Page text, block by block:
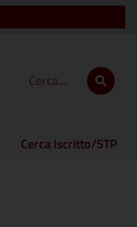
Cerca Iscritto/STP